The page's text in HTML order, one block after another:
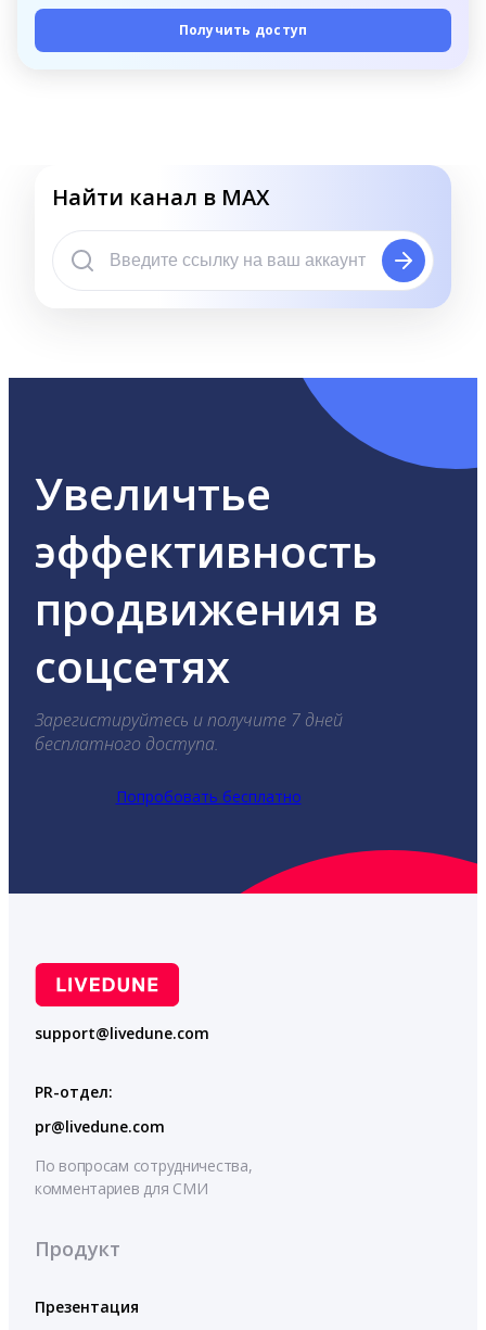
Получить доступ
Найти канал в MAX
Увеличтье
эффективность
продвижения в
соцсетях
Зарегистируйтесь и получите 7 дней
бесплатного доступа.
Попробовать бесплатно
support@livedune.com
PR-отдел:
pr@livedune.com
По вопросам сотрудничества,
комментариев для СМИ
Продукт
Презентация